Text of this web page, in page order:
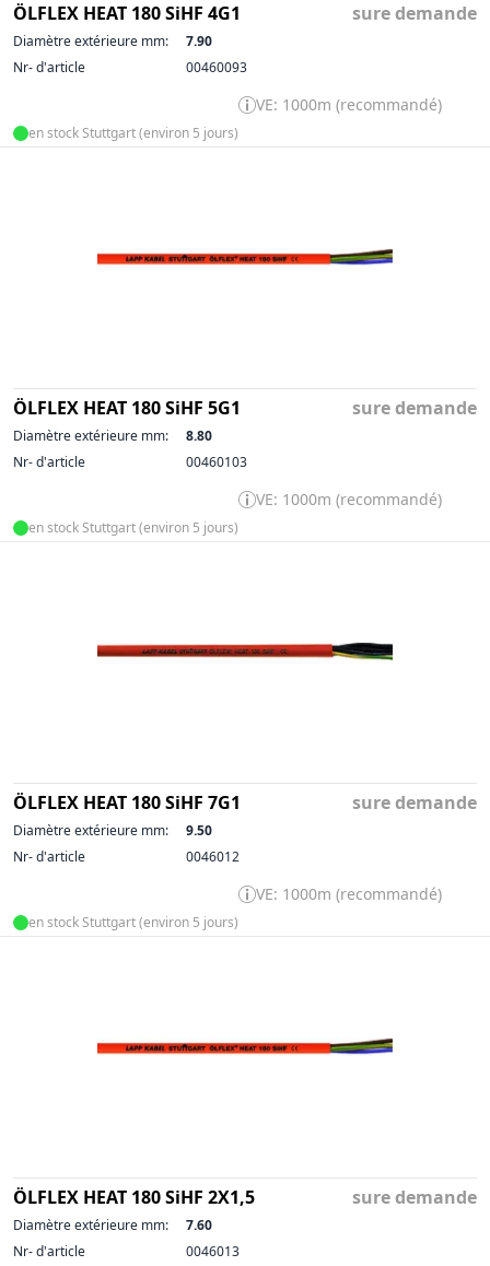
ÖLFLEX HEAT 180 SiHF 4G1 sure demande
Diamètre extérieure mm:
7.90
Nr- d'article
00460093
VE: 1000m (recommandé)
en stock Stuttgart (environ 5 jours)
ÖLFLEX HEAT 180 SiHF 5G1 sure demande
Diamètre extérieure mm:
8.80
Nr- d'article
00460103
VE: 1000m (recommandé)
en stock Stuttgart (environ 5 jours)
ÖLFLEX HEAT 180 SiHF 7G1 sure demande
Diamètre extérieure mm:
9.50
Nr- d'article
0046012
VE: 1000m (recommandé)
en stock Stuttgart (environ 5 jours)
ÖLFLEX HEAT 180 SiHF 2X1,5 sure demande
Diamètre extérieure mm:
7.60
Nr- d'article
0046013